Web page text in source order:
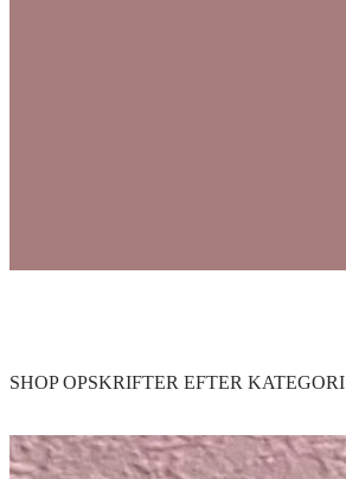
SHOP OPSKRIFTER EFTER KATEGORI